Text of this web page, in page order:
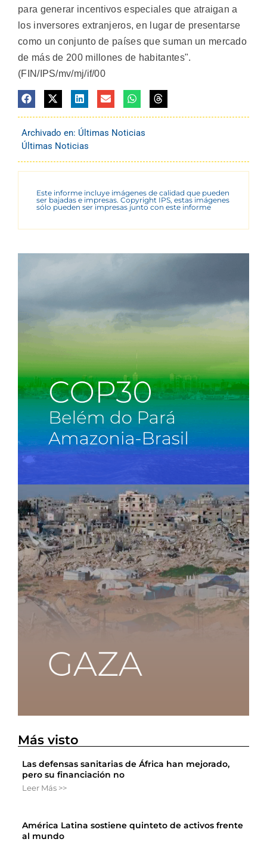
para generar incentivos especiales que atraigan a
los inversores extranjeros, en lugar de presentarse
como un conjunto de países que suman un mercado
de más de 200 millones de habitantes".
(FIN/IPS/mv/mj/if/00
Archivado en: Últimas Noticias
Últimas Noticias
Este informe incluye imágenes de calidad que pueden
ser bajadas e impresas. Copyright IPS, estas imágenes
sólo pueden ser impresas junto con este informe
Más visto
Las defensas sanitarias de África han mejorado,
pero su financiación no
Leer Más >>
América Latina sostiene quinteto de activos frente
al mundo